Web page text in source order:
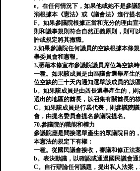
e。在任何情況下，如果他或她不是參
消根據本《憲法》或《議會法》進行提
F。如果參議院根據正當和充分的理由
則和議事規則符合自然正義原則，則可
許或規定將其撤職。
2.如果參議院任何議員的空缺根據本條
舉委員會和憲報。
3.憑藉本條宣布參議院議員席位為空缺
一種。如果該成員是由區議會選舉產生
位空缺的三十天內通知選舉該成員的該
b。如果該成員是由酋長選舉產生的，
選出的地區的酋長，以召集有關酋長的
C。如果該成員是行業代表，則參議院
會，由提名委員會提名參議院提名。
70.參議院的職能和權力
參議院應是間接選舉產生的眾議院目的
本憲法的規定下有權：
一種。從國民議會接收，審議和修正法
b。表決動議，以確認或通過國民議會通
C。自行辯論任何議題，提出私人法案